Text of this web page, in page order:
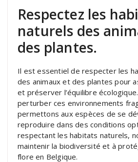
Respectez les
naturels des
des plantes.
Il est essentiel de respecter les
des animaux et des plantes pour
et préserver l’équilibre
perturber ces environnements
permettons aux espèces de se
reproduire dans des conditions
respectant les habitats naturels,
maintenir la biodiversité et à
flore en Belgique.